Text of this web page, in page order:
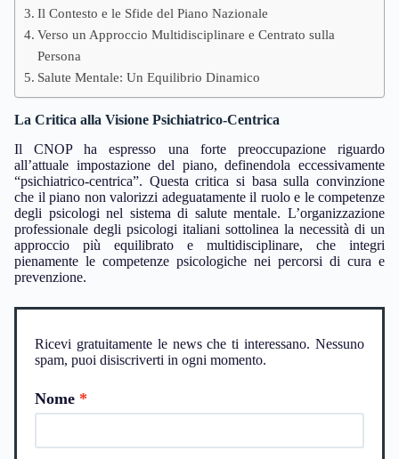
Il Contesto e le Sfide del Piano Nazionale
Verso un Approccio Multidisciplinare e Centrato sulla
Persona
Salute Mentale: Un Equilibrio Dinamico
La Critica alla Visione Psichiatrico-Centrica
Il CNOP ha espresso una forte preoccupazione riguardo
all’attuale impostazione del piano, definendola eccessivamente
“psichiatrico-centrica”. Questa critica si basa sulla convinzione
che il piano non valorizzi adeguatamente il ruolo e le competenze
degli psicologi nel sistema di salute mentale. L’organizzazione
professionale degli psicologi italiani sottolinea la necessità di un
approccio più equilibrato e multidisciplinare, che integri
pienamente le competenze psicologiche nei percorsi di cura e
prevenzione.
Ricevi gratuitamente le news che ti interessano. Nessuno
spam, puoi disiscriverti in ogni momento.
Nome